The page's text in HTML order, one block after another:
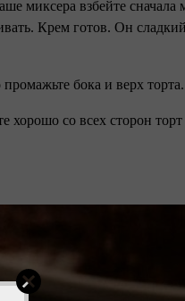
миксера взбейте
Крем готов. Он
бока и верх торта.
со всех сторон